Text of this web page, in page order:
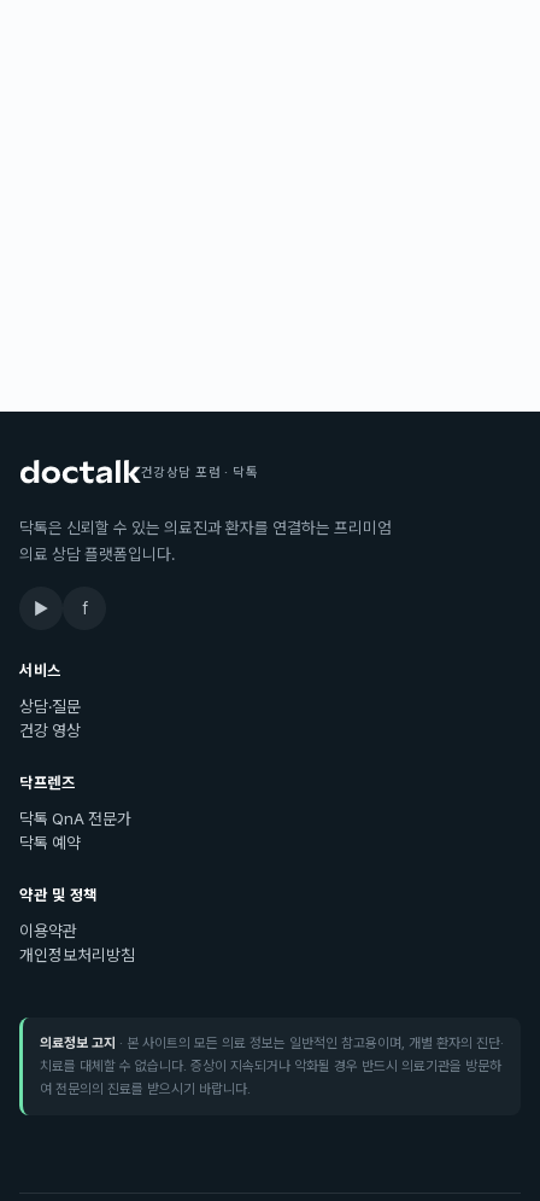
건강상담 포럼 · 닥톡
닥톡은 신뢰할 수 있는 의료진과 환자를 연결하는 프리미엄
의료 상담 플랫폼입니다.
▶ f
서비스
상담·질문
건강 영상
닥프렌즈
닥톡 QnA 전문가
닥톡 예약
약관 및 정책
이용약관
개인정보처리방침
의료정보 고지 · 본 사이트의 모든 의료 정보는 일반적인 참고용이며, 개별 환자의 진단·
치료를 대체할 수 없습니다. 증상이 지속되거나 악화될 경우 반드시 의료기관을 방문하
여 전문의의 진료를 받으시기 바랍니다.